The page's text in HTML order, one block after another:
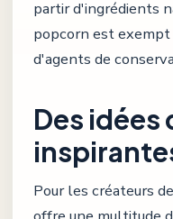
partir d'ingrédients
popcorn est
d'agents de
Des idées
Pour les créateurs